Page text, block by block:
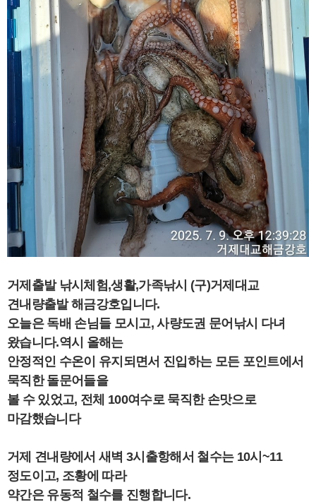
거제출발 낚시체험,생활,가족낚시 (구)거제대교
견내량출발 해금강호입니다.
오늘은 독배 손님들 모시고, 사량도권 문어낚시 다녀
왔습니다.역시 올해는
안정적인 수온이 유지되면서 진입하는 모든 포인트에서
묵직한 돌문어들을
볼 수 있었고, 전체 100여수로 묵직한 손맛으로
마감했습니다
거제 견내량에서 새벽 3시출항해서 철수는 10시~11
정도이고, 조황에 따라
약간은 유동적 철수를 진행합니다.